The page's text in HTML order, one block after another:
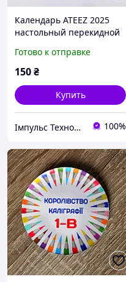
Календарь ATEEZ 2025
настольный перекидной
Готово к отправке
150₴
Купить
Імпульс Технологій 100%